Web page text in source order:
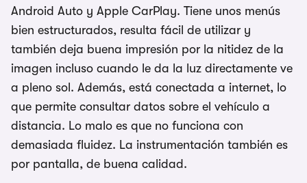
Android Auto y Apple CarPlay. Tiene unos menús
bien estructurados, resulta fácil de utilizar y
también deja buena impresión por la nitidez de la
imagen incluso cuando le da la luz directamente ve
a pleno sol. Además, está conectada a internet, lo
que permite consultar datos sobre el vehículo a
distancia. Lo malo es que no funciona con
demasiada fluidez. La instrumentación también es
por pantalla, de buena calidad.